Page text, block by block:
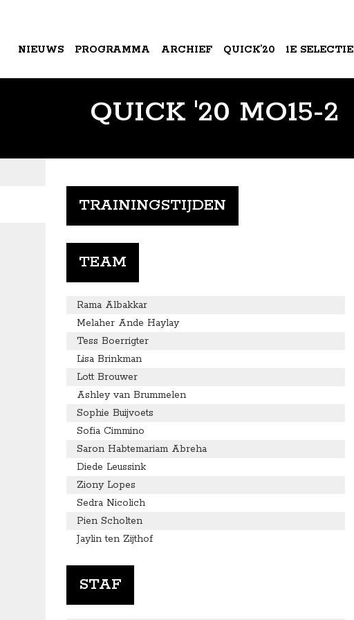
NIEUWS PROGRAMMA ARCHIEF QUICK’20 1E SELECTIE
QUICK '20 MO15-2
TRAININGSTIJDEN
TEAM
Rama Albakkar
Melaher Ande Haylay
Tess Boerrigter
Lisa Brinkman
Lott Brouwer
Ashley van Brummelen
Sophie Buijvoets
Sofia Cimmino
Saron Habtemariam Abreha
Diede Leussink
Ziony Lopes
Sedra Nicolich
Pien Scholten
Jaylin ten Zijthof
STAF